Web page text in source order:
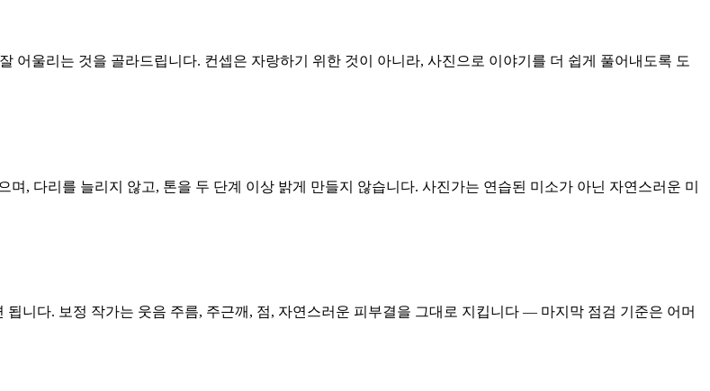
어울리는 것을 골라드립니다. 컨셉은 자랑하기 위한 것이 아니라, 사진으로 이야기를 더 쉽게 풀어내도록 도
, 다리를 늘리지 않고, 톤을 두 단계 이상 밝게 만들지 않습니다. 사진가는 연습된 미소가 아닌 자연스러운 미
니다. 보정 작가는 웃음 주름, 주근깨, 점, 자연스러운 피부결을 그대로 지킵니다 — 마지막 점검 기준은 어머